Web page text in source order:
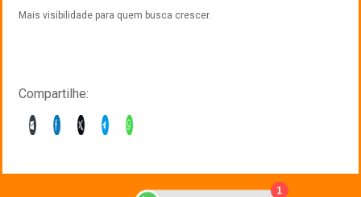
Mais visibilidade para quem busca crescer.
Compartilhe:
Anuncie com a gente?